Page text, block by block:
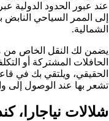
عند عبور الحدود الدولية
إلى الممر السياحي
الشمالية.
يضمن لك النقل الخاص من
الحافلات المشتركة أو
الحقيقي، ويلتقي بك في
تشعر بها عند الوصول إلى
شلالات نياجارا،